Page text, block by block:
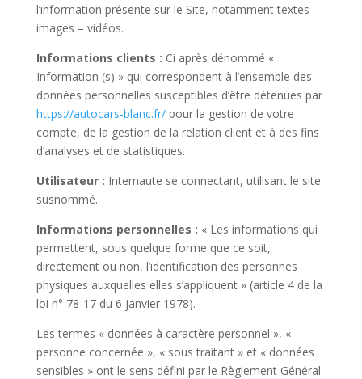
l’information présente sur le Site, notamment textes –
images – vidéos.
Informations clients : Ci après dénommé «
Information (s) » qui correspondent à l’ensemble des
données personnelles susceptibles d’être détenues par
https://autocars-blanc.fr/pour la gestion de votre
compte, de la gestion de la relation client et à des fins
d’analyses et de statistiques.
Utilisateur : Internaute se connectant, utilisant le site
susnommé.
Informations personnelles : « Les informations qui
permettent, sous quelque forme que ce soit,
directement ou non, l’identification des personnes
physiques auxquelles elles s’appliquent » (article 4 de la
loi n° 78-17 du 6 janvier 1978).
Les termes « données à caractère personnel », «
personne concernée », « sous traitant » et « données
sensibles » ont le sens défini par le Règlement Général